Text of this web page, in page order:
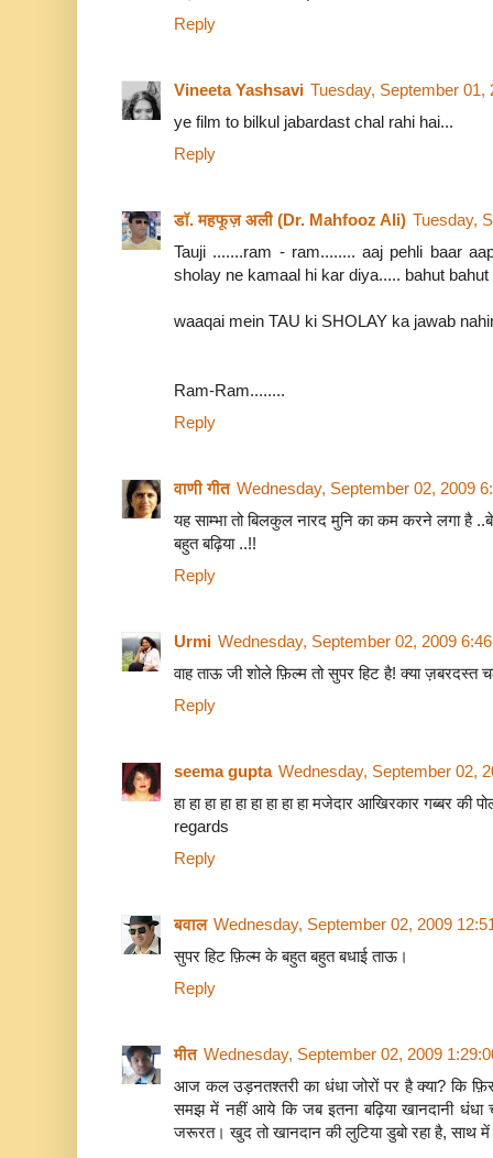
Reply
Vineeta Yashsavi Tuesday, September 01,
ye film to bilkul jabardast chal rahi hai...
Reply
डॉ. महफूज़ अली (Dr. Mahfooz Ali) Tuesday,
Tauji .......ram - ram........ aaj pehli baar
sholay ne kamaal hi kar diya..... bahut
waaqai mein TAU ki SHOLAY ka jawab
Ram-Ram........
Reply
वाणी गीत Wednesday, September 02, 2009
यह साम्भा तो बिलकुल नारद मुनि का कम करने लगा है
बहुत बढ़िया ..!!
Reply
Urmi Wednesday, September 02, 2009
वाह ताऊ जी शोले फ़िल्म तो सुपर हिट है! क्या ज़बरदस्त
Reply
seema gupta Wednesday, September 02,
हा हा हा हा हा हा हा हा हा मजेदार आखिरकार गब्बर की
regards
Reply
बवाल Wednesday, September 02, 2009
सुपर हिट फ़िल्म के बहुत बहुत बधाई ताऊ।
Reply
मीत Wednesday, September 02, 2009
आज कल उड़नतश्तरी का धंधा जोरों पर है क्या? कि
समझ में नहीं आये कि जब इतना बढ़िया खानदानी
जरूरत। खुद तो खानदान की लुटिया डुबो रहा है, साथ